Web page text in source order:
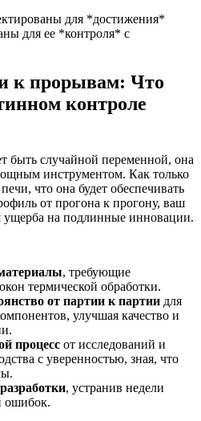
для *достижения*
для ее *контроля* с
к прорывам: Что
контроле
быть случайной переменной, она
инструментом. Как только
что она будет обеспечивать
от прогона к прогону, ваш
ущерба на подлинные инновации.
, требующие
термической обработки.
от партии к партии для
улучшая качество и
процесс от исследований и
с уверенностью, зная, что
, устранив недели
ошибок.